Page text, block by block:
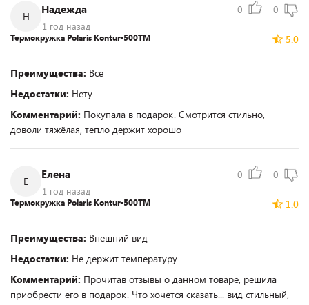
Н
Надежда
1 год назад
0 0
5.0
Термокружка Polaris Kontur-500TM
Преимущества: Все
Недостатки: Нету
Комментарий: Покупала в подарок. Смотрится стильно,
доволи тяжёлая, тепло держит хорошо
Е
Елена
1 год назад
0 0
1.0
Термокружка Polaris Kontur-500TM
Преимущества: Внешний вид
Недостатки: Не держит температуру
Комментарий: Прочитав отзывы о данном товаре, решила
приобрести его в подарок. Что хочется сказать... вид стильный,